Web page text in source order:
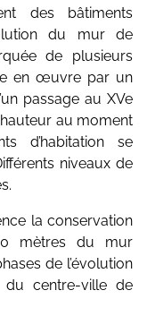
des bâtiments
du mur de
de plusieurs
en œuvre par un
passage au XVe
au moment
d’habitation se
niveaux de
la conservation
mètres du mur
de l’évolution
centre-ville de